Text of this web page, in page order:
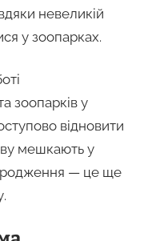
невеликій
у зоопарках.
зоопарків у
відновити
мешкають у
— це ще